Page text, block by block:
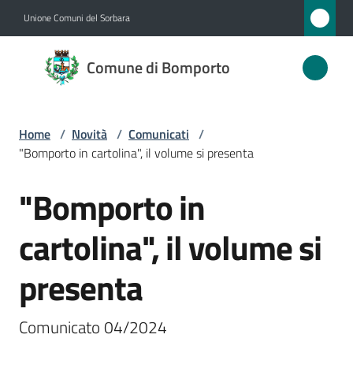
Unione Comuni del Sorbara
Comune di Bomporto
Comune
di
Novità
Menu selezionato
Servizi
Vivere
Bomporto
Home / Novità / Comunicati /
"Bomporto in cartolina", il volume si presenta
Salta al contenuto
"Bomporto in
cartolina", il volume si
presenta
Comunicato 04/2024